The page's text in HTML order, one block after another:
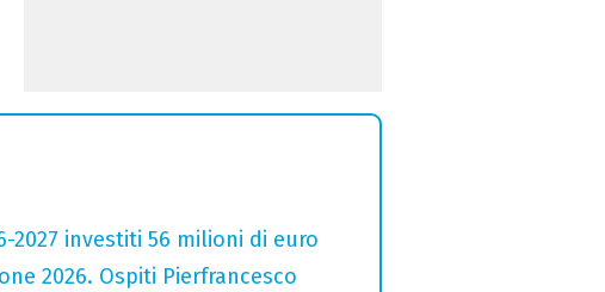
investiti 56 milioni di euro
2026. Ospiti Pierfrancesco